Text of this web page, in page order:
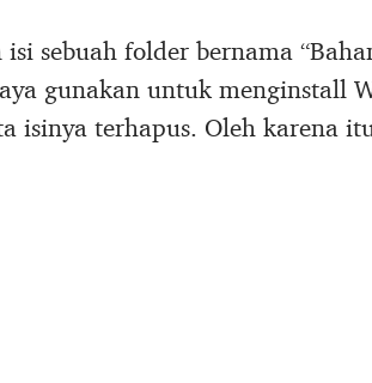
sebuah folder bernama
gunakan untuk menginstall
isinya terhapus. Oleh karena